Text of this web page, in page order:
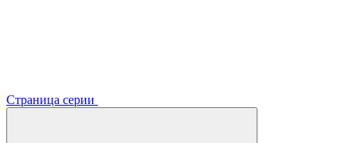
Страница серии